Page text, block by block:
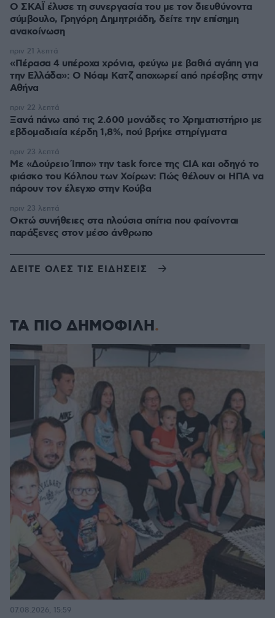
Ο ΣΚΑΪ έλυσε τη συνεργασία του με τον διευθύνοντα
σύμβουλο, Γρηγόρη Δημητριάδη, δείτε την επίσημη
ανακοίνωση
«Πέρασα 4 υπέροχα χρόνια, φεύγω με βαθιά αγάπη για
την Ελλάδα»: Ο Νόαμ Κατζ αποχωρεί από πρέσβης στην
Αθήνα
πριν 21 λεπτά
Ξανά πάνω από τις 2.600 μονάδες το Χρηματιστήριο με
εβδομαδιαία κέρδη 1,8%, πού βρήκε στηρίγματα
πριν 22 λεπτά
Με «Δούρειο Ίππο» την task force της CIA και οδηγό το
φιάσκο του Κόλπου των Χοίρων: Πώς θέλουν οι ΗΠΑ να
πάρουν τον έλεγχο στην Κούβα
πριν 23 λεπτά
Οκτώ συνήθειες στα πλούσια σπίτια που φαίνονται
παράξενες στον μέσο άνθρωπο
πριν 23 λεπτά
ΔΕΙΤΕ ΟΛΕΣ ΤΙΣ ΕΙΔΗΣΕΙΣ
ΤΑ ΠΙΟ ΔΗΜΟΦΙΛΗ
07.08.2026, 15:59